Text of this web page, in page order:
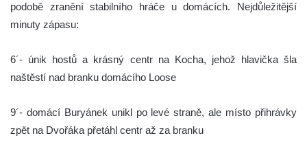
podobě zranění stabilního hráče u domácích. Nejdůležitější
minuty zápasu:
6´- únik hostů a krásný centr na Kocha, jehož hlavička šla
naštěstí nad branku domácího Loose
9´- domácí Buryánek unikl po levé straně, ale místo přihrávky
zpět na Dvořáka přetáhl centr až za branku